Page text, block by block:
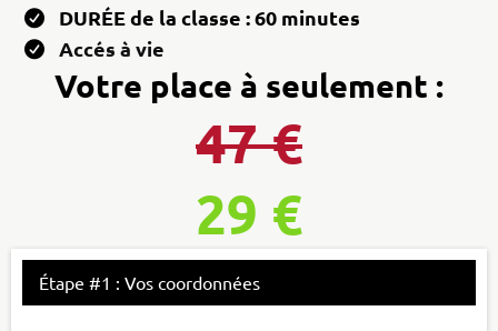
Étape #1 : Vos coordonnées
DURÉE de la classe : 60 minutes
Accés à vie
Votre place à seulement :
47 €
29 €